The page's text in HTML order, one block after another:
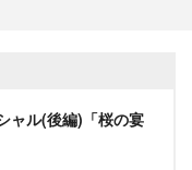
ャル(後編)「桜の宴